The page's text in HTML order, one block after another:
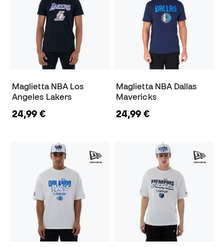
Maglietta NBA Los
Angeles Lakers
24,99 €
Maglietta NBA Dallas
Mavericks
24,99 €